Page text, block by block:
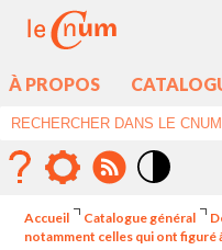
À PROPOS
élévé
Accueil Catalogue général
notamment celles qui ont figuré